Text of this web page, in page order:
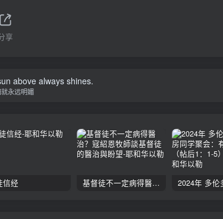
享
above always shines.
永远明媚
信经 基督徒不一定病得醫治？寇紹恩牧師談基督徒的醫治與盼望